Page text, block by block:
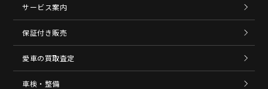
サービス案内
保証付き販売
愛車の買取査定
車検・整備